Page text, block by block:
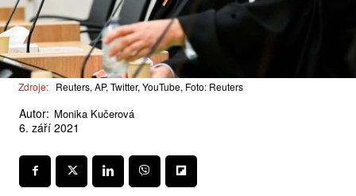
Zdroje: Reuters, AP, Twitter, YouTube, Foto: Reuters
Autor: Monika Kučerová
6. září 2021